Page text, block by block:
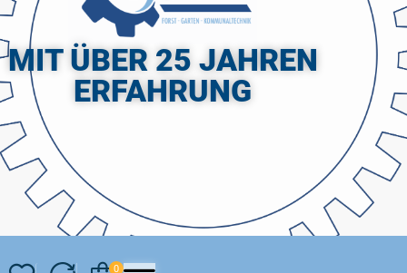
MIT ÜBER 25 JAHREN
ERFAHRUNG
0